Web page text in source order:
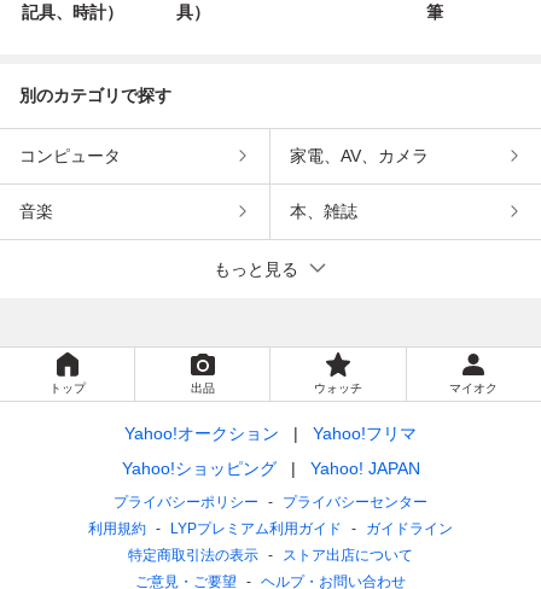
記具、時計）
具）
筆
別のカテゴリで探す
コンピュータ 家電、AV、カメラ
音楽 本、雑誌
もっと見る
トップ 出品 ウォッチ マイオク
Yahoo!オークション
Yahoo!フリマ
Yahoo!ショッピング
Yahoo! JAPAN
プライバシーポリシー
プライバシーセンター
利用規約
LYPプレミアム利用ガイド
ガイドライン
特定商取引法の表示
ストア出店について
ご意見・ご要望
ヘルプ・お問い合わせ